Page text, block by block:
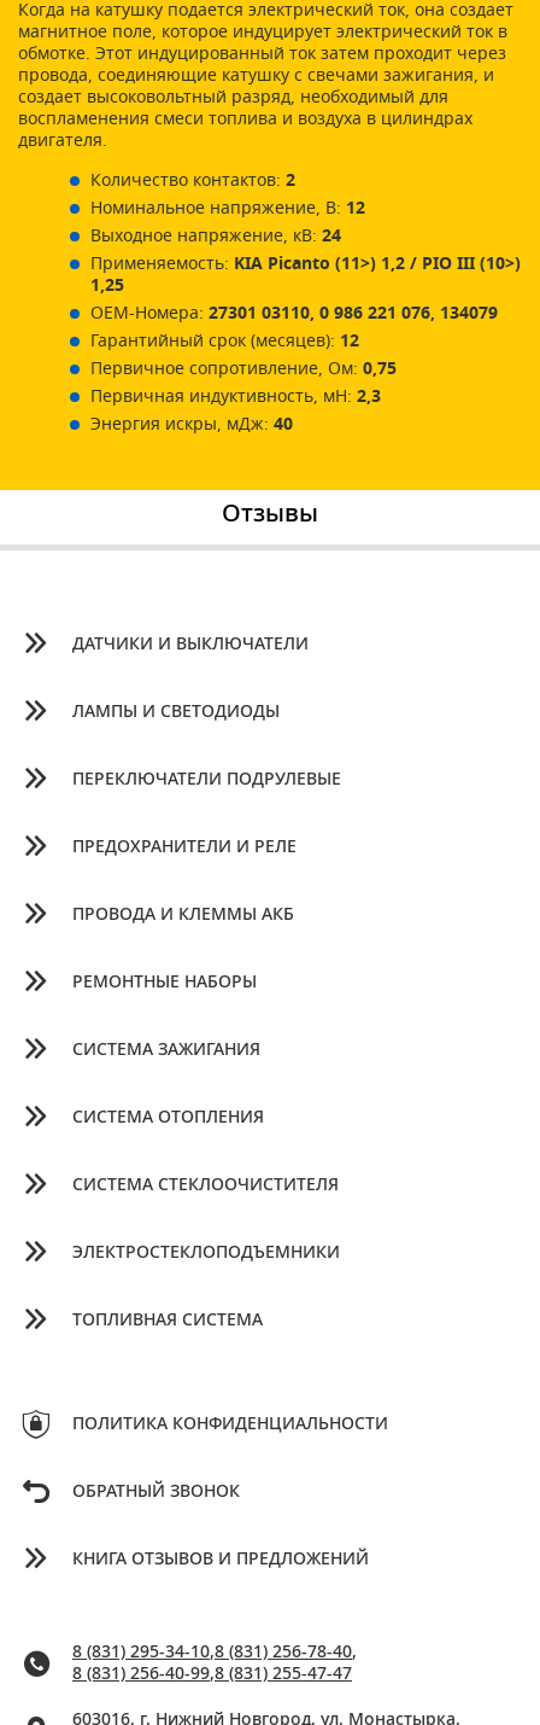
Когда на катушку подается электрический ток, она создает
магнитное поле, которое индуцирует электрический ток в
обмотке. Этот индуцированный ток затем проходит через
провода, соединяющие катушку с свечами зажигания, и
создает высоковольтный разряд, необходимый для
воспламенения смеси топлива и воздуха в цилиндрах
двигателя.
Количество контактов: 2
Номинальное напряжение, В: 12
Выходное напряжение, кВ: 24
Применяемость: KIA Picanto (11>) 1,2 / PIO III (10>)
1,25
ОЕМ-Номера: 27301 03110, 0 986 221 076, 134079
Гарантийный срок (месяцев): 12
Первичное сопротивление, Ом: 0,75
Первичная индуктивность, мН: 2,3
Энергия искры, мДж: 40
Отзывы
ДАТЧИКИ И ВЫКЛЮЧАТЕЛИ
ЛАМПЫ И СВЕТОДИОДЫ
ПЕРЕКЛЮЧАТЕЛИ ПОДРУЛЕВЫЕ
ПРЕДОХРАНИТЕЛИ И РЕЛЕ
ПРОВОДА И КЛЕММЫ АКБ
РЕМОНТНЫЕ НАБОРЫ
СИСТЕМА ЗАЖИГАНИЯ
СИСТЕМА ОТОПЛЕНИЯ
СИСТЕМА СТЕКЛООЧИСТИТЕЛЯ
ЭЛЕКТРОСТЕКЛОПОДЪЕМНИКИ
ТОПЛИВНАЯ СИСТЕМА
ПОЛИТИКА КОНФИДЕНЦИАЛЬНОСТИ
ОБРАТНЫЙ ЗВОНОК
КНИГА ОТЗЫВОВ И ПРЕДЛОЖЕНИЙ
8 (831) 295-34-10,8 (831) 256-78-40,
8 (831) 256-40-99,8 (831) 255-47-47
603016, г. Нижний Новгород, ул. Монастырка,